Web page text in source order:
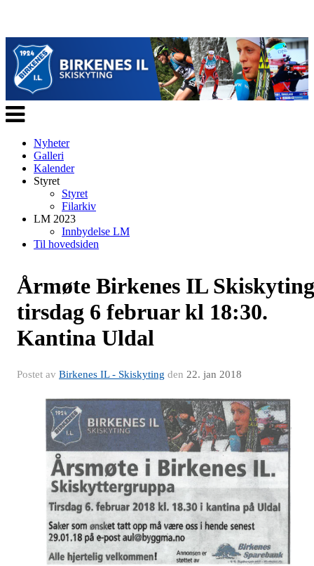
Veksle
navigasjon
Nyheter
Galleri
Kalender
Styret
Styret
Filarkiv
LM 2023
Innbydelse LM
Til hovedsiden
Årmøte Birkenes IL Skiskyting
tirsdag 6 februar kl 18:30.
Kantina Uldal
Postet av Birkenes IL - Skiskyting den 22. jan 2018